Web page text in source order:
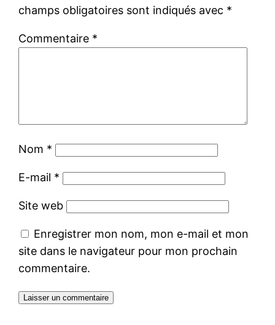
champs obligatoires sont indiqués avec *
Commentaire *
Nom *
E-mail *
Site web
Enregistrer mon nom, mon e-mail et mon
site dans le navigateur pour mon prochain
commentaire.